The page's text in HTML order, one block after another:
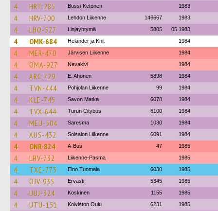
4 HRT-285 Bussi-Ketonen 1983
4 HRV-700 Lehdon Liikenne 146667 1983
4 LHO-527 Linjayhtymä 5805 05.1983
4 OMK-684 Helander ja Knit 1984
4 MER-470 Järvisen Liikenne 1984
4 OMA-927 Nevakivi 1984
4 ARC-729 E. Ahonen 5898 1984
4 TVN-444 Pohjolan Liikenne 99 1984
4 KLE-745 Savon Matka 6078 1984
4 TVX-644 Turun Citybus 6100 1984
4 MEU-504 Saresma 1030 1984
4 AUS-432 Soisalon Liikenne 6091 1984
4 ONR-824 A-Bus 47 1985
4 LHV-732 Liikenne-Pasma 1985
4 TXE-773 Eino Tuomala 6030 1985
4 OJV-935 Ervasti 5345 1985
4 UUJ-324 Koskinen 1155 1985
4 UTU-151 Koiviston Oulu 6231 1985